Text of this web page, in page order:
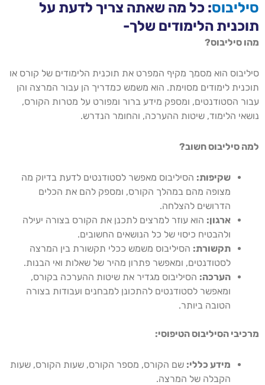
סיליבוס: כל מה שאתה צריך לדעת על
תוכנית הלימודים שלך-
מהו סיליבוס?
סיליבוס הוא מסמך מקיף המפרט את תוכנית הלימודים של קורס או
תוכנית לימודים מסוימת. הוא משמש כמדריך הן עבור המרצה והן
עבור הסטודנטים, ומספק מידע ברור ומפורט על מטרות הקורס,
נושאי הלימוד, שיטות ההערכה, והחומר הנדרש.
למה סיליבוס חשוב?
שקיפות: הסיליבוס מאפשר לסטודנטים לדעת בדיוק מה
מצופה מהם במהלך הקורס, ומספק להם את הכלים
הדרושים להצלחה.
ארגון: הוא עוזר למרצים לתכנן את הקורס בצורה יעילה
ולהבטיח כיסוי של כל הנושאים החשובים.
תקשורת: הסיליבוס משמש ככלי תקשורת בין המרצה
לסטודנטים, ומאפשר פתרון מהיר של שאלות ואי הבנות.
הערכה: הסיליבוס מגדיר את שיטות ההערכה בקורס,
ומאפשר לסטודנטים להתכונן למבחנים ועבודות בצורה
הטובה ביותר.
מרכיבי הסיליבוס הטיפוסי:
מידע כללי: שם הקורס, מספר הקורס, שעות הקורס, שעות
הקבלה של המרצה.